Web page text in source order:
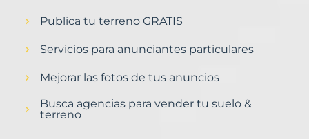
Publica tu terreno GRATIS
Servicios para anunciantes particulares
Mejorar las fotos de tus anuncios
Busca agencias para vender tu suelo &
terreno